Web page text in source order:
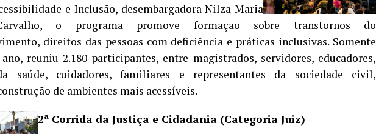
e Inclusão, desembargadora Nilza Maria
o programa promove formação sobre transtornos do
direitos das pessoas com deficiência e práticas inclusivas. Somente
reuniu 2.180 participantes, entre magistrados, servidores, educadores,
saúde, cuidadores, familiares e representantes da sociedade civil,
de ambientes mais acessíveis.
2ª Corrida da Justiça e Cidadania (Categoria Juiz)